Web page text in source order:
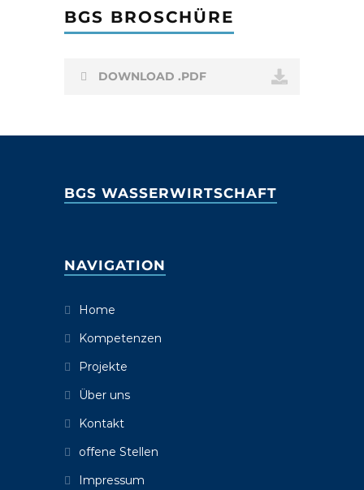
BGS BROSCHÜRE
DOWNLOAD .PDF
BGS WASSERWIRTSCHAFT
NAVIGATION
Home
Kompetenzen
Projekte
Über uns
Kontakt
offene Stellen
Impressum